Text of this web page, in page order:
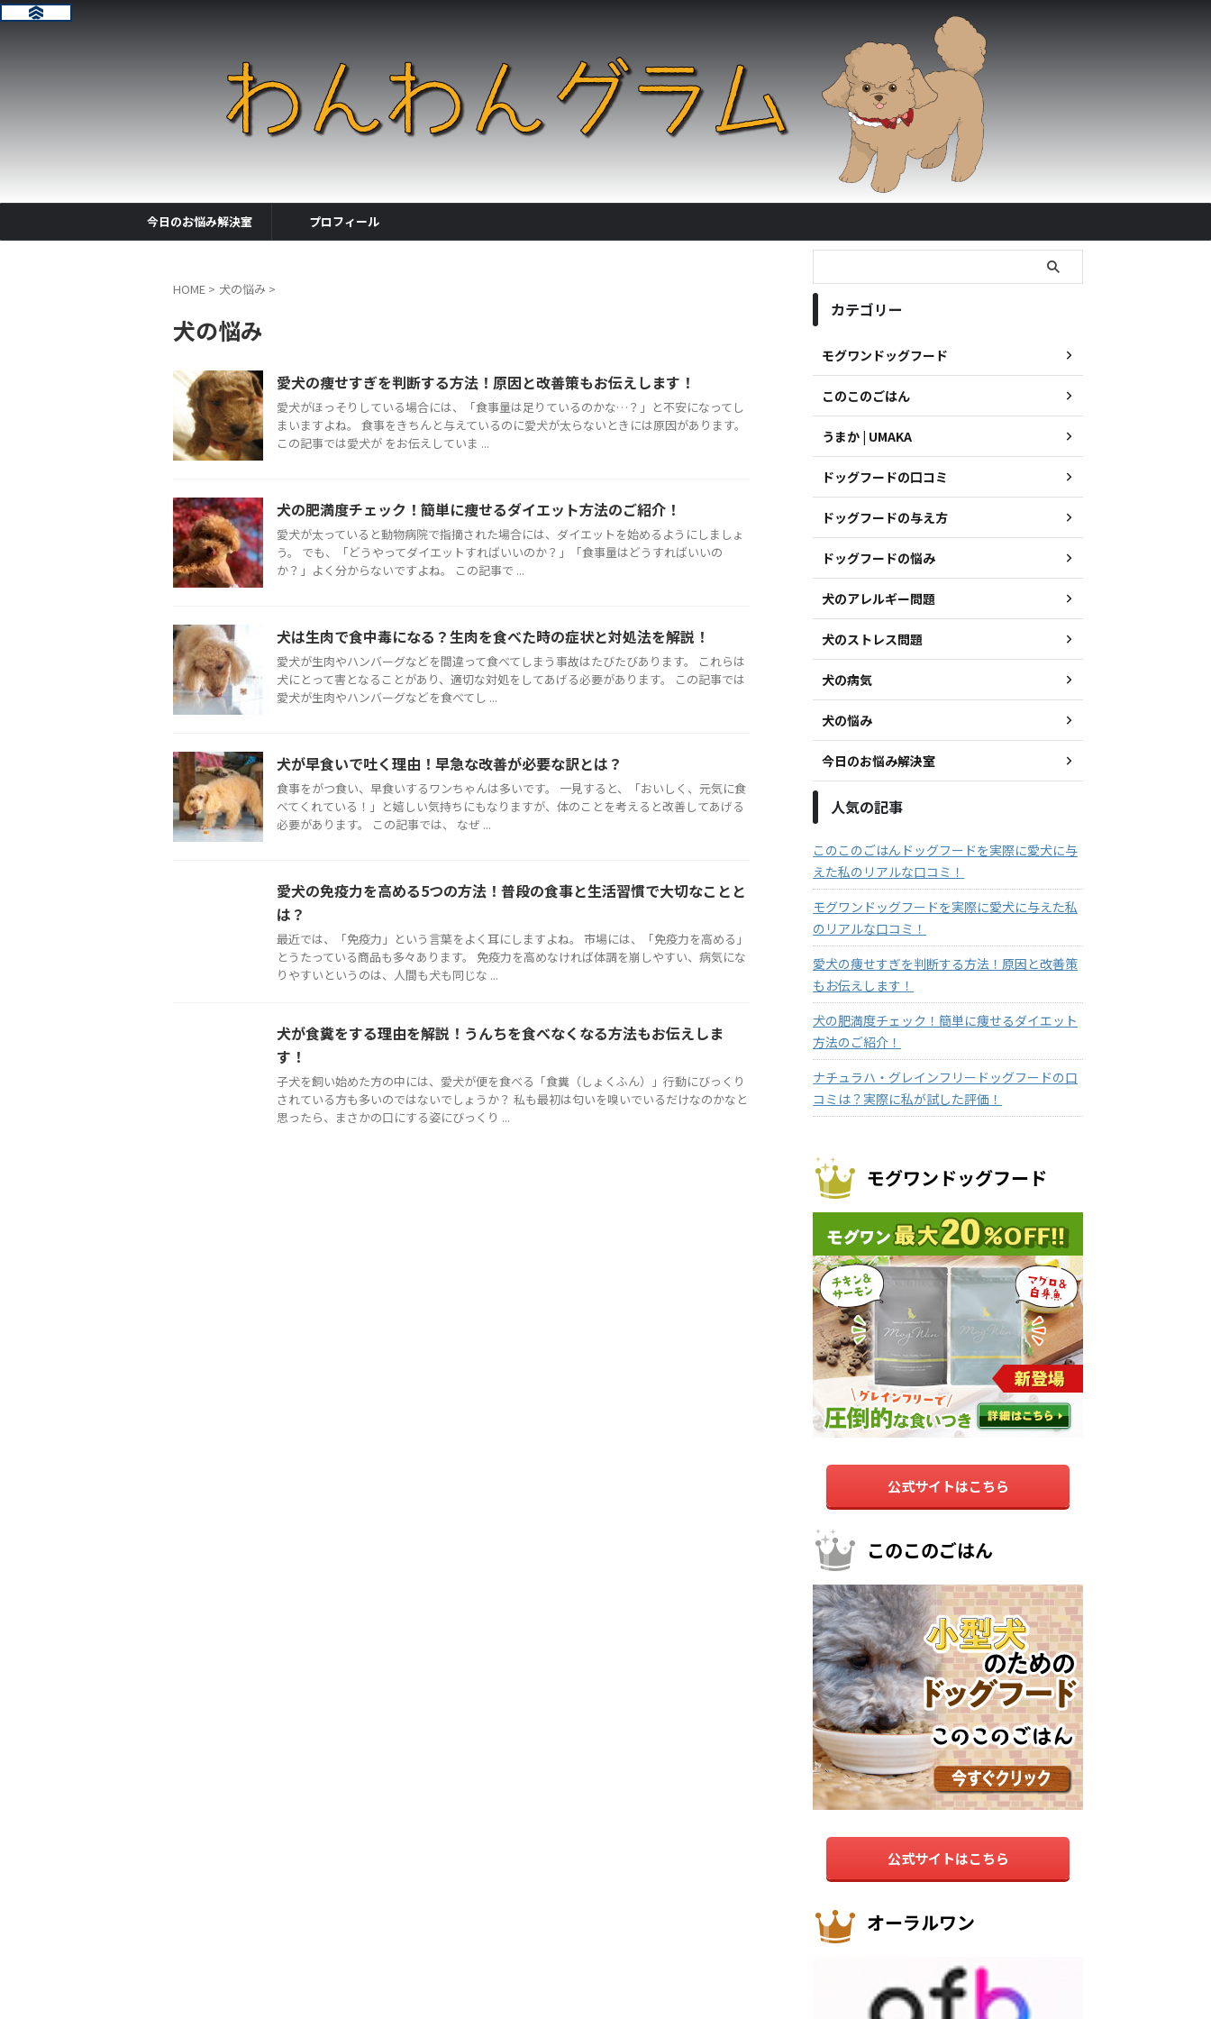
今日のお悩み解決室 プロフィール
HOME > 犬の悩み >
犬の悩み
愛犬の痩せすぎを判断する方法！原因と改善策もお伝えします！
愛犬がほっそりしている場合には、「食事量は足りているのかな…？」と不安になってし
まいますよね。 食事をきちんと与えているのに愛犬が太らないときには原因があります。
この記事では愛犬が をお伝えしていま ...
犬の肥満度チェック！簡単に痩せるダイエット方法のご紹介！
愛犬が太っていると動物病院で指摘された場合には、ダイエットを始めるようにしましょ
う。 でも、「どうやってダイエットすればいいのか？」「食事量はどうすればいいの
か？」よく分からないですよね。 この記事で ...
犬は生肉で食中毒になる？生肉を食べた時の症状と対処法を解説！
愛犬が生肉やハンバーグなどを間違って食べてしまう事故はたびたびあります。 これらは
犬にとって害となることがあり、適切な対処をしてあげる必要があります。 この記事では
愛犬が生肉やハンバーグなどを食べてし ...
犬が早食いで吐く理由！早急な改善が必要な訳とは？
食事をがつ食い、早食いするワンちゃんは多いです。 一見すると、「おいしく、元気に食
べてくれている！」と嬉しい気持ちにもなりますが、体のことを考えると改善してあげる
必要があります。 この記事では、 なぜ ...
愛犬の免疫力を高める5つの方法！普段の食事と生活習慣で大切なことと
は？
最近では、「免疫力」という言葉をよく耳にしますよね。 市場には、「免疫力を高める」
とうたっている商品も多々あります。 免疫力を高めなければ体調を崩しやすい、病気にな
りやすいというのは、人間も犬も同じな ...
犬が食糞をする理由を解説！うんちを食べなくなる方法もお伝えしま
す！
子犬を飼い始めた方の中には、愛犬が便を食べる「食糞（しょくふん）」行動にびっくり
されている方も多いのではないでしょうか？ 私も最初は匂いを嗅いでいるだけなのかなと
思ったら、まさかの口にする姿にびっくり ...
カテゴリー
モグワンドッグフード
このこのごはん
うまか | UMAKA
ドッグフードの口コミ
ドッグフードの与え方
ドッグフードの悩み
犬のアレルギー問題
犬のストレス問題
犬の病気
犬の悩み
今日のお悩み解決室
人気の記事
このこのごはんドッグフードを実際に愛犬に与
えた私のリアルな口コミ！
モグワンドッグフードを実際に愛犬に与えた私
のリアルな口コミ！
愛犬の痩せすぎを判断する方法！原因と改善策
もお伝えします！
犬の肥満度チェック！簡単に痩せるダイエット
方法のご紹介！
ナチュラハ・グレインフリードッグフードの口
コミは？実際に私が試した評価！
モグワンドッグフード
公式サイトはこちら
このこのごはん
公式サイトはこちら
オーラルワン